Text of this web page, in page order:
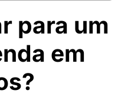
para um
em